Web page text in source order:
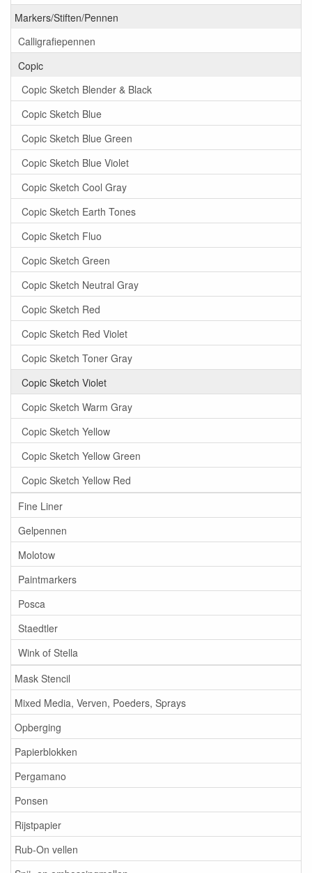
Markers/Stiften/Pennen
Calligrafiepennen
Copic
Copic Sketch Blender & Black
Copic Sketch Blue
Copic Sketch Blue Green
Copic Sketch Blue Violet
Copic Sketch Cool Gray
Copic Sketch Earth Tones
Copic Sketch Fluo
Copic Sketch Green
Copic Sketch Neutral Gray
Copic Sketch Red
Copic Sketch Red Violet
Copic Sketch Toner Gray
Copic Sketch Violet
Copic Sketch Warm Gray
Copic Sketch Yellow
Copic Sketch Yellow Green
Copic Sketch Yellow Red
Fine Liner
Gelpennen
Molotow
Paintmarkers
Posca
Staedtler
Wink of Stella
Mask Stencil
Mixed Media, Verven, Poeders, Sprays
Opberging
Papierblokken
Pergamano
Ponsen
Rijstpapier
Rub-On vellen